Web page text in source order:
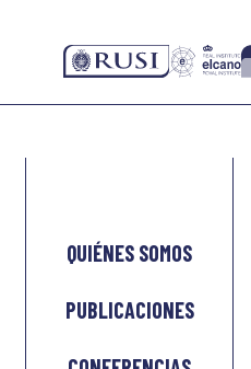
QUIÉNES SOMOS
PUBLICACIONES